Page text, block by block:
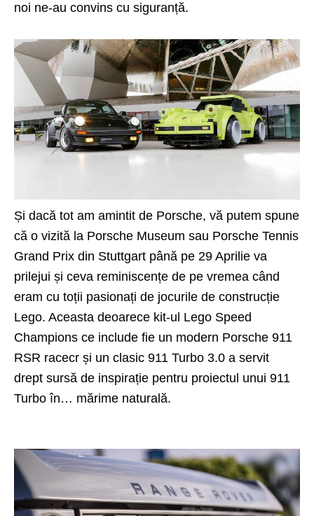
noi ne-au convins cu siguranță.
Și dacă tot am amintit de Porsche, vă putem spune
că o vizită la Porsche Museum sau Porsche Tennis
Grand Prix din Stuttgart până pe 29 Aprilie va
prilejui și ceva reminiscențe de pe vremea când
eram cu toții pasionați de jocurile de construcție
Lego. Aceasta deoarece kit-ul Lego Speed
Champions ce include fie un modern Porsche 911
RSR racecr și un clasic 911 Turbo 3.0 a servit
drept sursă de inspirație pentru proiectul unui 911
Turbo în… mărime naturală.